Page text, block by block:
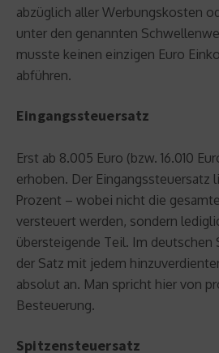
abzüglich aller Werbungskosten
unter den genannten
musste keinen einzigen Euro
abführen.
Eingangssteuersatz
Erst ab 8.005 Euro (bzw. 16.010
erhoben. Der Eingangssteuersatz
Prozent – wobei nicht die
versteuert werden, sondern
übersteigende Teil. Im
der Satz mit jedem
absolut an. Man spricht hier von
Besteuerung.
Spitzensteuersatz